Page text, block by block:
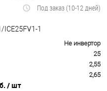
Под заказ (10-12 дней)
ICE25FV1-1
Не инвертор
25
2,55
2,65
/ шт